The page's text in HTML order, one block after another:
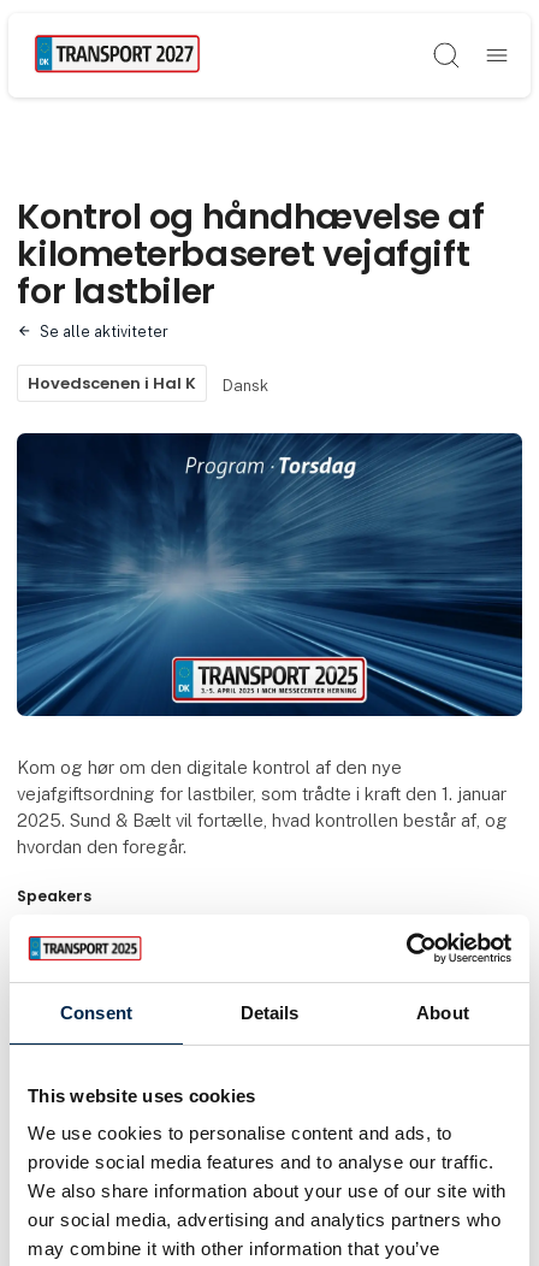
Consent Details About
This website uses cookies
We use cookies to personalise content and ads, to
provide social media features and to analyse our traffic.
We also share information about your use of our site with
our social media, advertising and analytics partners who
may combine it with other information that you’ve
Søg
Kontrol og håndhævelse af
kilometerbaseret vejafgift
for lastbiler
Se alle aktiviteter
Hovedscenen i Hal K Dansk
Kom og hør om den digitale kontrol af den nye
vejafgiftsordning for lastbiler, som trådte i kraft den 1. januar
2025. Sund & Bælt vil fortælle, hvad kontrollen består af, og
hvordan den foregår.
Speakers
Sund & Bælt Holding A/S
Project Manager
Sund & Bælt Holding A/S